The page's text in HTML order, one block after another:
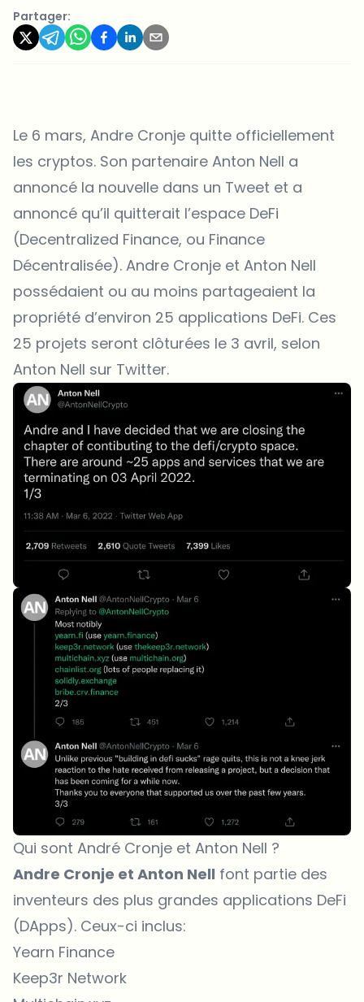
Partager:
Le 6 mars, Andre Cronje quitte officiellement
les cryptos. Son partenaire Anton Nell a
annoncé la nouvelle dans un Tweet et a
annoncé qu’il quitterait l’espace DeFi
(Decentralized Finance, ou Finance
Décentralisée). Andre Cronje et Anton Nell
possédaient ou au moins partageaient la
propriété d’environ 25 applications DeFi. Ces
25 projets seront clôturées le 3 avril, selon
Anton Nell sur Twitter.
Qui sont André Cronje et Anton Nell ?
Andre Cronje et Anton Nell font partie des
inventeurs des plus grandes applications DeFi
(DApps). Ceux-ci inclus:
Yearn Finance
Keep3r Network